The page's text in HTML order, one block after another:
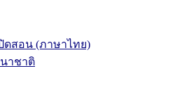
ดสอน (ภาษาไทย)
าชาติ